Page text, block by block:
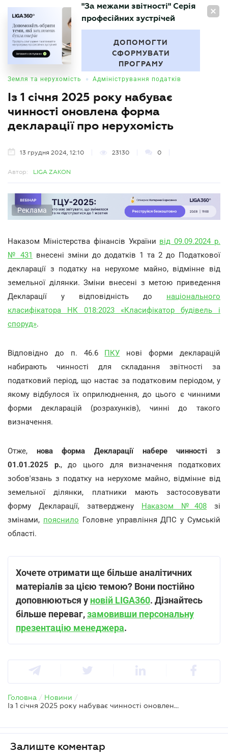
UA
БУХГАЛТЕР
"За межами звітності" Серія
професійних зустрічей
ДОПОМОГТИ
СФОРМУВАТИ
ПРОГРАМУ
Земля та нерухомість • Адміністрування податків
Із 1 січня 2025 року набуває
чинності оновлена форма
декларації про нерухомість
13 грудня 2024, 12:10 23130 0
Автор: LIGA ZAKON
Реклама
Наказом Міністерства фінансів України від 09.09.2024 р.
№ 431 внесені зміни до додатків 1 та 2 до Податкової
декларації з податку на нерухоме майно, відмінне від
земельної ділянки. Зміни внесені з метою приведення
Декларації у відповідність до національного
класифікатора НК 018:2023 «Класифікатор будівель і
споруд».
Відповідно до п. 46.6 ПКУ нові форми декларацій
набирають чинності для складання звітності за
податковий період, що настає за податковим періодом, у
якому відбулося їх оприлюднення, до цього є чинними
форми декларацій (розрахунків), чинні до такого
визначення.
Отже, нова форма Декларації набере чинності з
01.01.2025 р., до цього для визначення податкових
зобов'язань з податку на нерухоме майно, відмінне від
земельної ділянки, платники мають застосовувати
форму Декларації, затверджену Наказом №408 зі
змінами, пояснило Головне управління ДПС у Сумській
області.
Хочете отримати ще більше аналітичних
матеріалів за цією темою? Вони постійно
доповнюються у новій LIGA360. Дізнайтесь
більше переваг,замовивши персональну
презентацію менеджера.
Головна / Новини /
Із 1 січня 2025 року набуває чинності оновлена форма декларації про нерухомість
Залиште коментар